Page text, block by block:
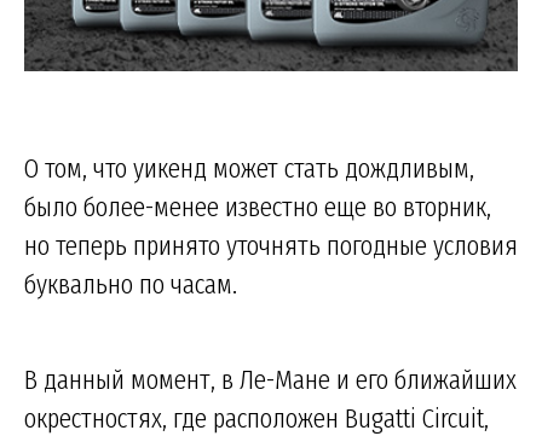
О том, что уикенд может стать дождливым,
было более-менее известно еще во вторник,
но теперь принято уточнять погодные условия
буквально по часам.
В данный момент, в Ле-Мане и его ближайших
окрестностях, где расположен Bugatti Circuit,